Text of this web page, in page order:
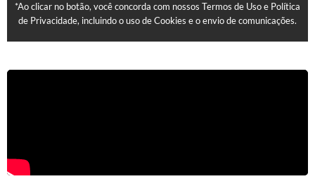
*Ao clicar no botão, você concorda com nossos Termos de Uso e Política
de Privacidade, incluindo o uso de Cookies e o envio de comunicações.